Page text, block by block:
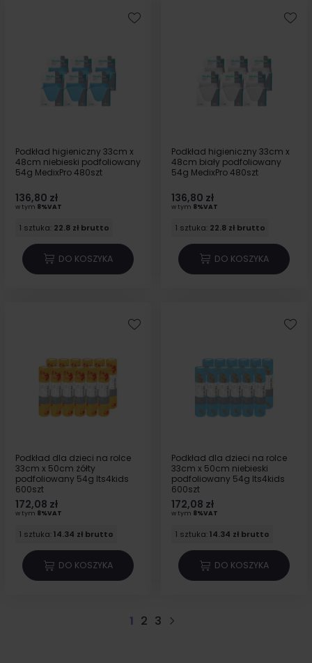
Podkład higieniczny 33cm x
48cm niebieski podfoliowany
54g MedixPro 480szt
136,80 zł
w tym 8%VAT
1 sztuka: 22.8 zł brutto
DO KOSZYKA
Podkład higieniczny 33cm x
48cm biały podfoliowany
54g MedixPro 480szt
136,80 zł
w tym 8%VAT
1 sztuka: 22.8 zł brutto
DO KOSZYKA
Podkład dla dzieci na rolce
33cm x 50cm żółty
podfoliowany 54g Its4kids
600szt
172,08 zł
w tym 8%VAT
1 sztuka:14.34 zł brutto
DO KOSZYKA
Podkład dla dzieci na rolce
33cm x 50cm niebieski
podfoliowany 54g Its4kids
600szt
172,08 zł
w tym 8%VAT
1 sztuka:14.34 zł brutto
DO KOSZYKA
1 2 3
Następny